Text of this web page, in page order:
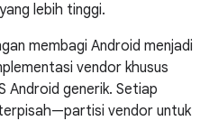
lebih tinggi.
membagi Android menjadi
vendor khusus
Android generik. Setiap
vendor untuk